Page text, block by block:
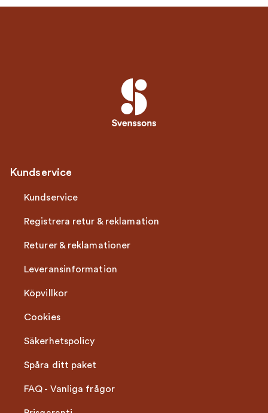
Kundservice
Kundservice
Registrera retur & reklamation
Returer & reklamationer
Leveransinformation
Köpvillkor
Cookies
Säkerhetspolicy
Spåra ditt paket
FAQ - Vanliga frågor